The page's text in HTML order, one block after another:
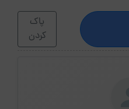
پاک
کردن